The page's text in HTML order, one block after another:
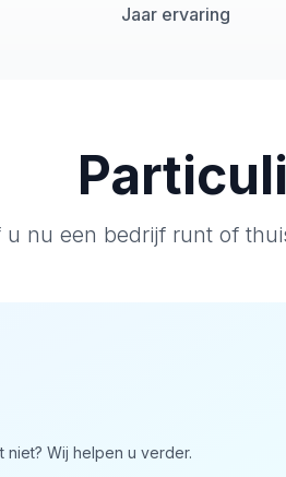
Jaar ervaring
u nu een bedrijf runt of
Wij helpen u verder.